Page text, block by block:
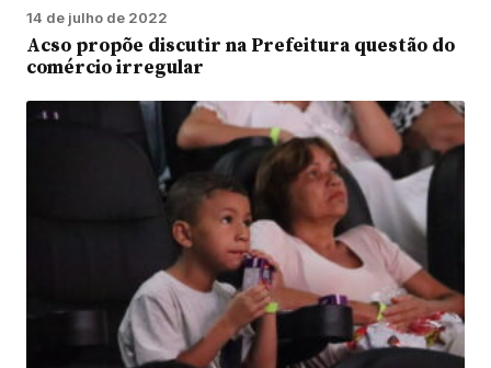
14 de julho de 2022
Acso propõe discutir na Prefeitura questão do
comércio irregular